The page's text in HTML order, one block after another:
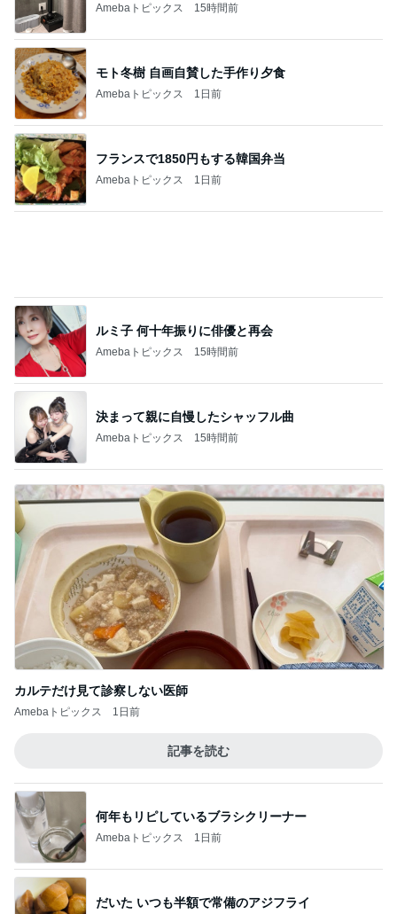
Amebaトピックス 15時間前
モト冬樹 自画自賛した手作り夕食
Amebaトピックス 1日前
フランスで1850円もする韓国弁当
Amebaトピックス 1日前
決まって親に自慢したシャッフル曲
Amebaトピックス 15時間前
カルテだけ見て診察しない医師
Amebaトピックス 1日前
記事を読む
Amebaトピックス 1日前
だいた いつも半額で常備のアジフライ
Amebaトピックス 19時間前
お弁当作りがラクになる3品同時調理